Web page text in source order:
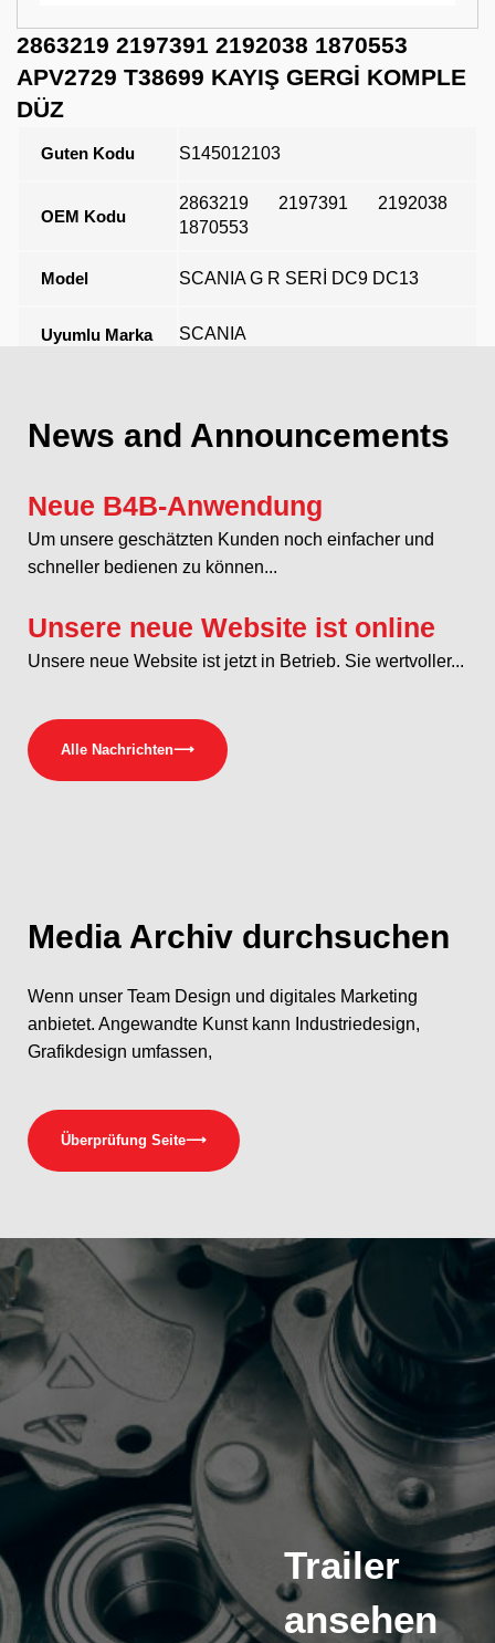
2863219 2197391 2192038 1870553
APV2729 T38699 KAYIŞ GERGİ KOMPLE
DÜZ
Guten Kodu S145012103
OEM Kodu
2863219 2197391
2192038
1870553
Model SCANIA G R SERİ DC9 DC13
Uyumlu Marka SCANIA
News and Announcements
Neue B4B-Anwendung
Um unsere geschätzten Kunden noch einfacher und
schneller bedienen zu können...
Unsere neue Website ist online
Unsere neue Website ist jetzt in Betrieb. Sie wertvoller...
Alle Nachrichten⟶
Media Archiv durchsuchen
Wenn unser Team Design und digitales Marketing
anbietet. Angewandte Kunst kann Industriedesign,
Grafikdesign umfassen,
Überprüfung Seite⟶
Trailer
ansehen